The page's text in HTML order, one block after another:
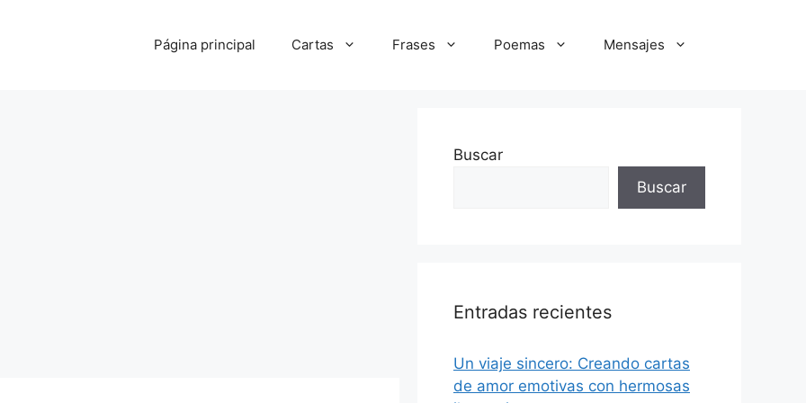
Página principal Cartas Frases Poemas Mensajes
Buscar
Buscar
Entradas recientes
Un viaje sincero: Creando cartas
de amor emotivas con hermosas